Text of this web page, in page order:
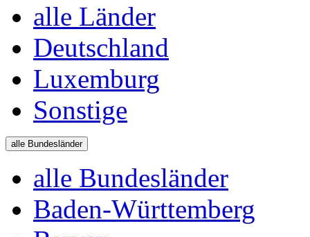
alle Länder
Deutschland
Luxemburg
Sonstige
alle Bundesländer
alle Bundesländer
Baden-Württemberg